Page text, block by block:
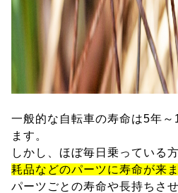
一般的な自転車の寿命は5年
ます。
しかし、ほぼ毎日乗っている
耗品などのパーツに寿命が来ま
パーツごとの寿命や長持ちさ